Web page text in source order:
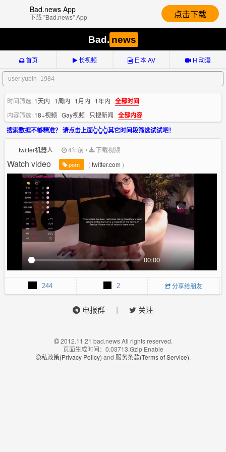
Bad.news App
下载 "Bad.news" App 点击下载
Bad. news
首页 长视频 日本 AV H 动漫
时间筛选: 1天内 1周内 1月内 1年内 全部时间
内容筛选: 18+视频 Gay视频 只搜新闻 全部内容
搜索数据不够精准？ 请点击上面👆👆👆其它时间段筛选试试吧！
twitter机器人 4年前• 下载视频
Watch video porn (twitter.com)
P
l
00:00
M
u
t
P
I
P
E
n
244 2 分享给朋友
电报群 | 关注
2012.11.21 bad.news All rights reserved.
页面生成时间：0.03713,Gzip Enable
隐私政策(Privacy Policy) and 服务条款(Terms of Service).